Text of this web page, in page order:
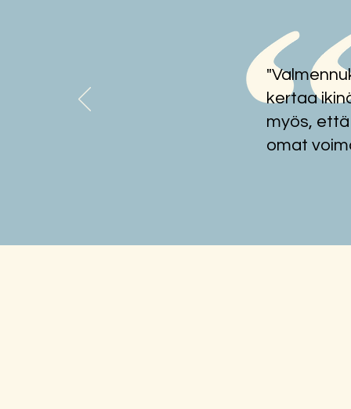
Neurovähemmistöjen
kohtaaminen sote-alalla
kertaa
myös,
omat